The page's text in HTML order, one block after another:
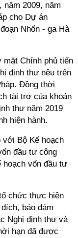
năm 2009, năm
cho Dự án
Nhổn - ga Hà
mặt Chính phủ tiến
định thư nêu trên
Đồng thời
tài trợ của khoản
thư năm 2019
hiện hành.
với Bộ Kế hoạch
đầu tư công
hoạch vốn đầu tư
chức thực hiện
bảo đảm
Nghị định thư và
hạn đã được